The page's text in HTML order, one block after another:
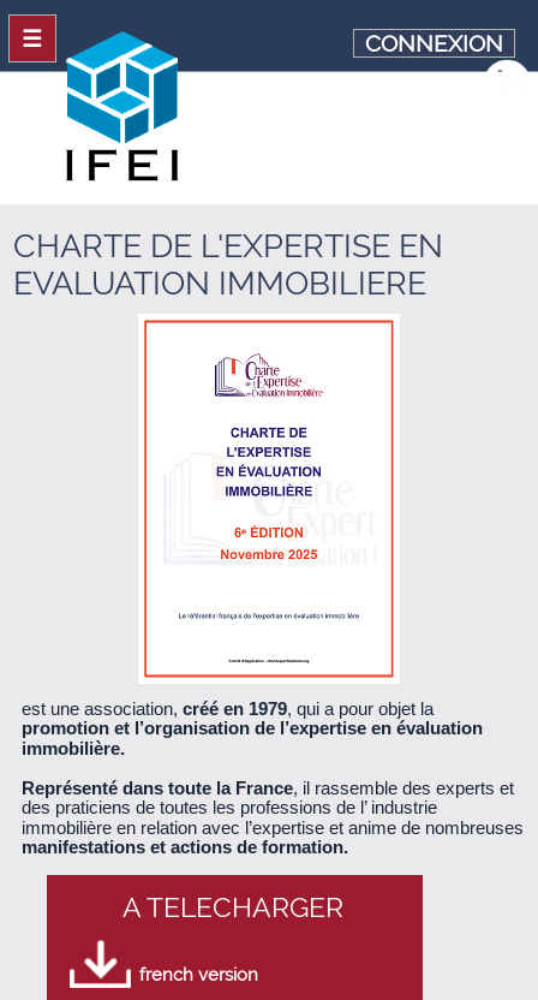
CHARTE DE L'EXPERTISE EN
EVALUATION IMMOBILIERE
est une association, créé en 1979, qui a pour objet la
promotion et l’organisation de l’expertise en évaluation
immobilière.
Représenté dans toute la France, il rassemble des experts et
des praticiens de toutes les professions de l’ industrie
immobilière en relation avec l’expertise et anime de nombreuses
manifestations et actions de formation.
A TELECHARGER
french version
CONNEXION
☰